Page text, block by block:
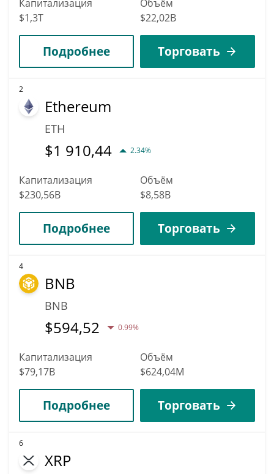
Капитализация
$1,3T
Объём
$22,02B
Подробнее Торговать
2
Ethereum
ETH
$1 910,44 2.34%
Капитализация
$230,56B
Объём
$8,58B
Подробнее Торговать
4
BNB
BNB
$594,52 0.99%
Капитализация
$79,17B
Объём
$624,04M
Подробнее Торговать
6
XRP